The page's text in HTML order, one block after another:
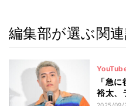
編集部が選ぶ関
「急
裕太、